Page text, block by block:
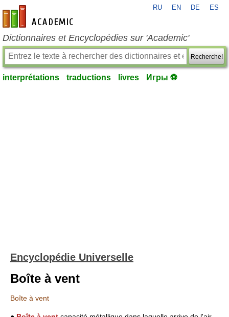
fr-academic.com
RU EN DE ES
Dictionnaires et Encyclopédies sur 'Academic'
Recherche!
interprétations traductions livres Игры ⚽
Encyclopédie Universelle
Boîte à vent
Boîte à vent